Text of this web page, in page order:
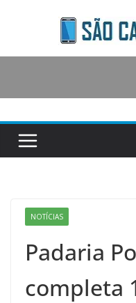
content
NOTÍCIAS
Padaria
completa